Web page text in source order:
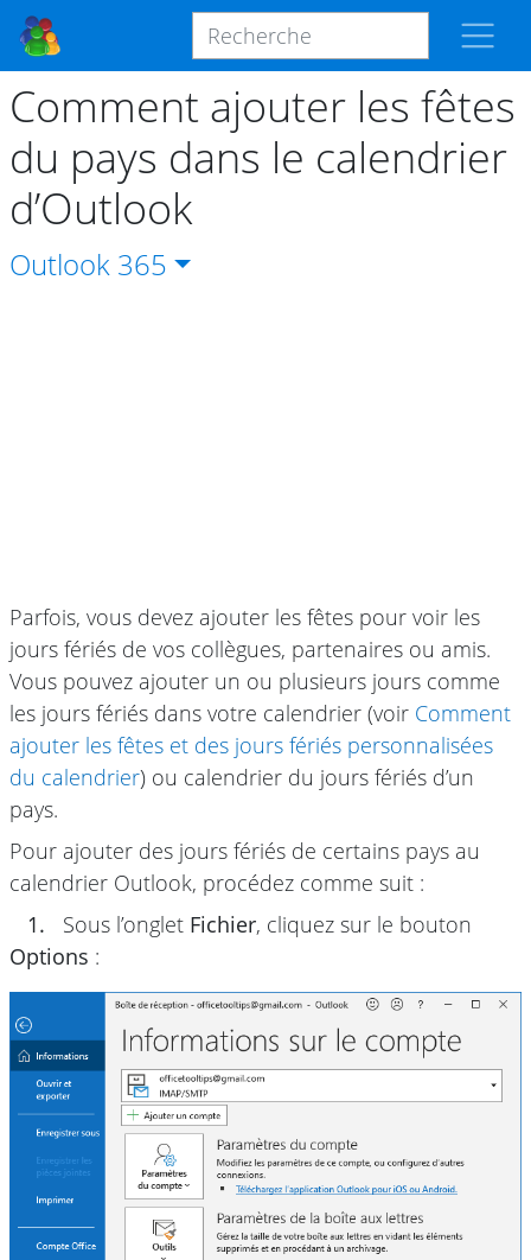
Comment ajouter les fêtes
du pays dans le calendrier
d’Outlook
Outlook 365
Parfois, vous devez ajouter les fêtes pour voir les
jours fériés de vos collègues, partenaires ou amis.
Vous pouvez ajouter un ou plusieurs jours comme
les jours fériés dans votre calendrier (voir Comment
ajouter les fêtes et des jours fériés personnalisées
du calendrier) ou calendrier du jours fériés d’un
pays.
Pour ajouter des jours fériés de certains pays au
calendrier Outlook, procédez comme suit :
1.
Sous l’onglet Fichier, cliquez sur le bouton
Options :